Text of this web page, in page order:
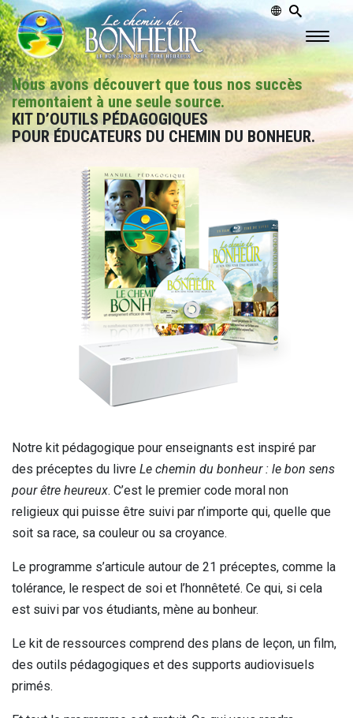
Nous avons découvert que tous nos succès
remontaient à une seule source.
KIT D’OUTILS PÉDAGOGIQUES
POUR ÉDUCATEURS DU CHEMIN DU BONHEUR.
Notre kit pédagogique pour enseignants est inspiré par
des préceptes du livre Le chemin du bonheur : le bon sens
pour être heureux. C’est le premier code moral non
religieux qui puisse être suivi par n’importe qui, quelle que
soit sa race, sa couleur ou sa croyance.
Le programme s’articule autour de 21 préceptes, comme la
tolérance, le respect de soi et l’honnêteté. Ce qui, si cela
est suivi par vos étudiants, mène au bonheur.
Le kit de ressources comprend des plans de leçon, un film,
des outils pédagogiques et des supports audiovisuels
primés.